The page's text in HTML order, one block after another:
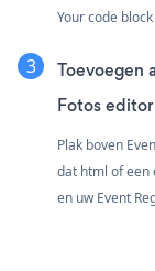
Your code
Toevoegen
Fotos editor
Plak boven
dat html of een
en uw Event